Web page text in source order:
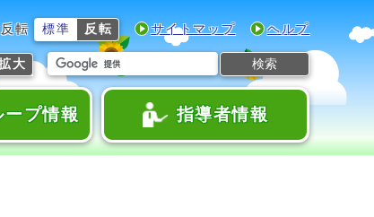
転 標準 反転 サイトマップ ヘルプ
大 検索
ープ情報 指導者情報